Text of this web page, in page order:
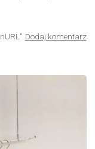
Dodaj komentarz